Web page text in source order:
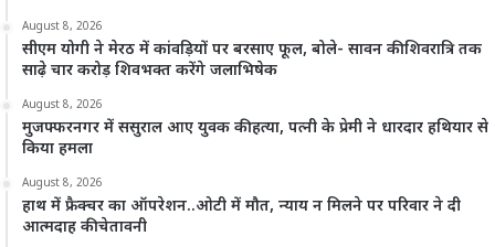
August 8, 2026
सीएम योगी ने मेरठ में कांवड़ियों पर बरसाए फूल, बोले- सावन की शिवरात्रि तक
साढ़े चार करोड़ शिवभक्त करेंगे जलाभिषेक
August 8, 2026
मुजफ्फरनगर में ससुराल आए युवक की हत्या, पत्नी के प्रेमी ने धारदार हथियार से
किया हमला
August 8, 2026
हाथ में फ्रैक्चर का ऑपरेशन..ओटी में मौत, न्याय न मिलने पर परिवार ने दी
आत्मदाह की चेतावनी